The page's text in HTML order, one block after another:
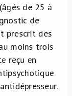
de 25 à
de
prescrit des
moins trois
reçu en